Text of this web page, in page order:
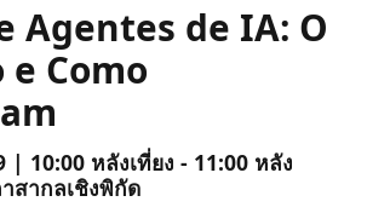
Agentes de IA: O
e Como
10:00 หลังเที่ยง - 11:00 หลัง
าสากลเชิงพิกัด